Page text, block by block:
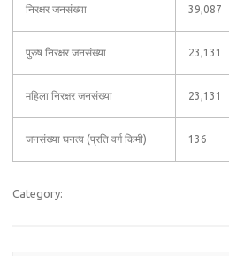
निरक्षर जनसंख्या 39,087
पुरुष निरक्षर जनसंख्या 23,131
महिला निरक्षर जनसंख्या 23,131
जनसंख्या घनत्व (प्रति वर्ग किमी) 136
Category: